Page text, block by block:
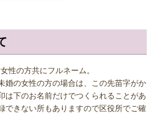
鑑だけは水洗いしても何の問題もありま
、その都度指や柔らかい歯ブラシで水
を落とすことができます。 保管方法
専用の印鑑ケースに入れておけば問題あ
ス
大きいサイズの直径16.5ミリまたは18.0
の実印でフルネームの場合は、15.0ミ
場合は、13.5ミリがおすすめです。女性
は、ご主人様より小さいものをお選びに
大きさの実印でも問題ございません。女
性の方共にフルネーム。
婚の女性の方の場合は、この先苗字がか
は下のお名前だけでつくられることがあ
できない所もありますので区役所でご確